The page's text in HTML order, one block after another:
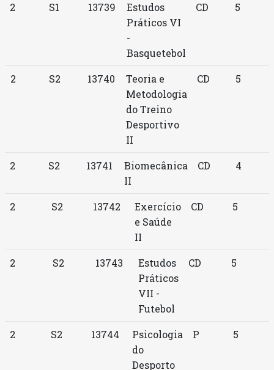
2 S1 13739
Estudos
Práticos VI
-
Basquetebol
CD 5
2 S2 13740
Teoria e
Metodologia
do Treino
Desportivo
II
CD 5
2 S2 13741
Biomecânica
II
CD 4
2 S2 13742
Exercício
e Saúde
II
CD 5
2 S2 13743
Estudos
Práticos
VII -
Futebol
CD 5
2 S2 13744
Psicologia
do
Desporto
P 5